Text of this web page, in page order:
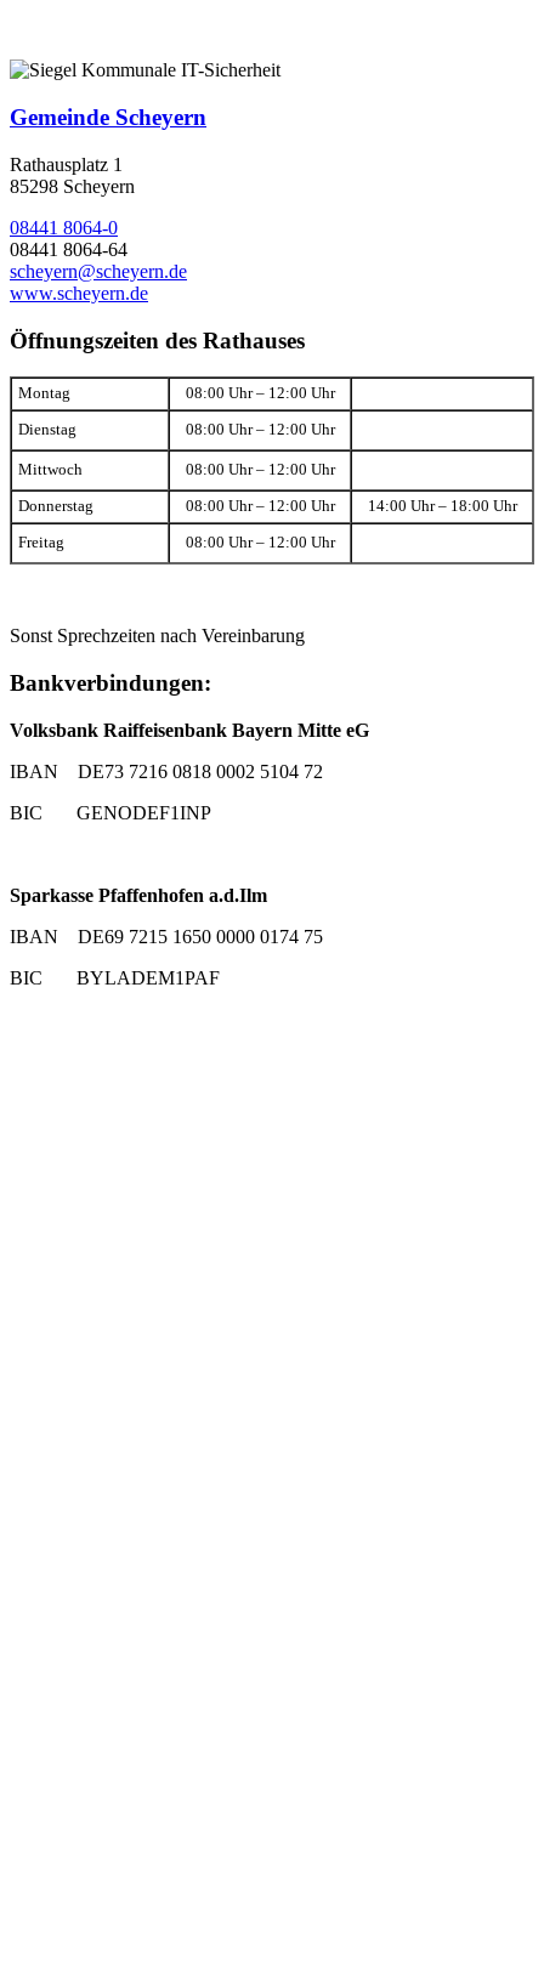
Gemeinde Scheyern
Rathausplatz 1
85298 Scheyern
08441 8064-0
08441 8064-64
scheyern@scheyern.de
www.scheyern.de
Öffnungszeiten des Rathauses
Montag 08:00 Uhr – 12:00 Uhr
Dienstag 08:00 Uhr – 12:00 Uhr
Mittwoch 08:00 Uhr – 12:00 Uhr
Donnerstag 08:00 Uhr – 12:00 Uhr 14:00 Uhr – 18:00 Uhr
Freitag 08:00 Uhr – 12:00 Uhr
Sonst Sprechzeiten nach Vereinbarung
Bankverbindungen:
Volksbank Raiffeisenbank Bayern Mitte eG
IBAN DE73 7216 0818 0002 5104 72
BIC GENODEF1INP
Sparkasse Pfaffenhofen a.d.Ilm
IBAN DE69 7215 1650 0000 0174 75
BIC BYLADEM1PAF